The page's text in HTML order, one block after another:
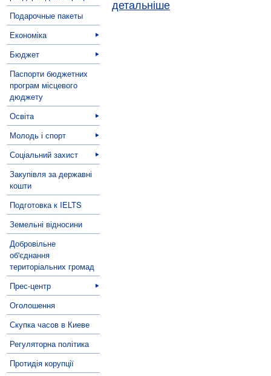
Подарочные пакеты
Економіка
Бюджет
Паспорти бюджетних
програм місцевого
дюджету
Освіта
Молодь і спорт
Соціальний захист
Закупівля за державні
кошти
Подготовка к IELTS
Земельні відносини
Добровільне
об'єднання
територіальних громад
Прес-центр
Оголошення
Скупка часов в Киеве
Регуляторна політика
Протидія корупції
детальніше